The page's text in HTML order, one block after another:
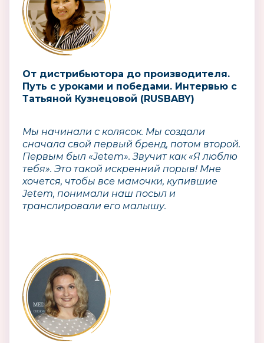
От дистрибьютора до производителя.
Путь с уроками и победами. Интервью с
Татьяной Кузнецовой (RUSBABY)
Мы начинали с колясок. Мы создали
сначала свой первый бренд, потом второй.
Первым был «Jetem». Звучит как «Я люблю
тебя». Это такой искренний порыв! Мне
хочется, чтобы все мамочки, купившие
Jetem, понимали наш посыл и
транслировали его малышу.